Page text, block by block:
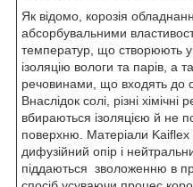
Як відомо, корозія
абсорбувальними
температур, що створюють
ізоляцію вологи та парів, а
речовинами, що входять до
Внаслідок солі, різні
вбираються ізоляцією й не
поверхню. Матеріали
дифузійний опір і
піддаються зволоженню в